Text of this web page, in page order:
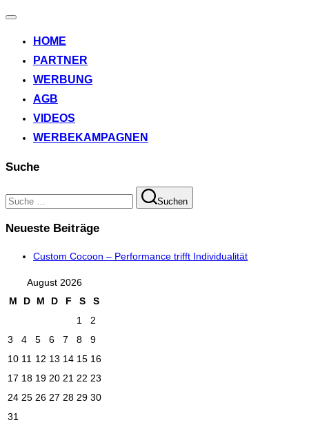
Navigation
HOME
PARTNER
WERBUNG
AGB
VIDEOS
WERBEKAMPAGNEN
Suche
Suchen
nach:
Suchen
Neueste Beiträge
Custom Cocoon – Performance trifft Individualität
August 2026
M
D M D F S
S
1
2
3
4 5 6 7 8
9
10 11 12 13 14 15 16
17 18 19 20 21 22 23
24 25 26 27 28 29 30
31